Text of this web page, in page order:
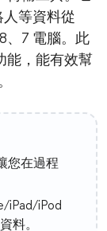
等資料從
、7 電腦。此
能，能有效幫
您在過程
iPad/iPod
料。